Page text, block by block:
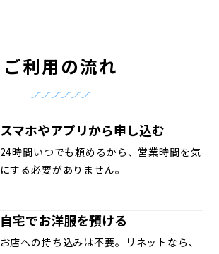
ご利用の流れ
スマホやアプリから申し込む
24時間いつでも頼めるから、営業時間を気
にする必要がありません。
自宅でお洋服を預ける
お店への持ち込みは不要。リネットなら、